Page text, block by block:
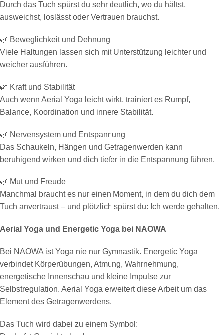
Durch das Tuch spürst du sehr deutlich, wo du hältst,
ausweichst, loslässt oder Vertrauen brauchst.
🌿 Beweglichkeit und Dehnung
Viele Haltungen lassen sich mit Unterstützung leichter und
weicher ausführen.
🌿 Kraft und Stabilität
Auch wenn Aerial Yoga leicht wirkt, trainiert es Rumpf,
Balance, Koordination und innere Stabilität.
🌿 Nervensystem und Entspannung
Das Schaukeln, Hängen und Getragenwerden kann
beruhigend wirken und dich tiefer in die Entspannung führen.
🌿 Mut und Freude
Manchmal braucht es nur einen Moment, in dem du dich dem
Tuch anvertraust – und plötzlich spürst du: Ich werde gehalten.
Aerial Yoga und Energetic Yoga bei NAOWA
Bei NAOWA ist Yoga nie nur Gymnastik. Energetic Yoga
verbindet Körperübungen, Atmung, Wahrnehmung,
energetische Innenschau und kleine Impulse zur
Selbstregulation. Aerial Yoga erweitert diese Arbeit um das
Element des Getragenwerdens.
Das Tuch wird dabei zu einem Symbol: